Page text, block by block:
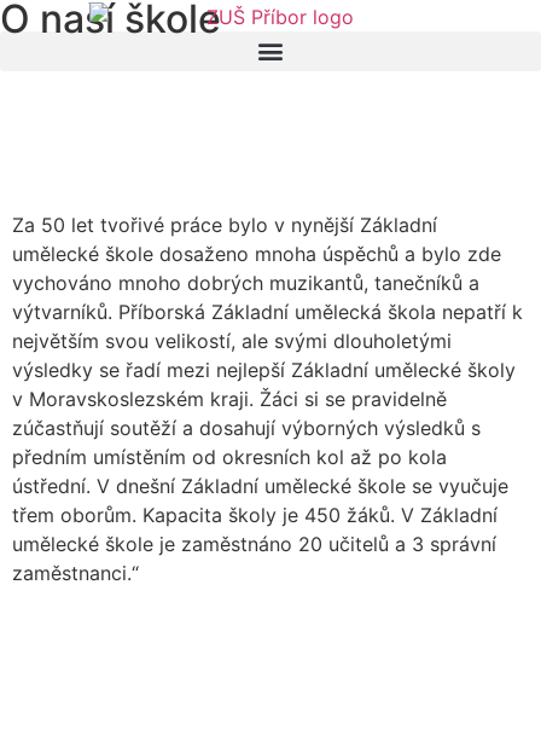
O naší škole
Za 50 let tvořivé práce bylo v nynější Základní
umělecké škole dosaženo mnoha úspěchů a bylo zde
vychováno mnoho dobrých muzikantů, tanečníků a
výtvarníků. Příborská Základní umělecká škola nepatří k
největším svou velikostí, ale svými dlouholetými
výsledky se řadí mezi nejlepší Základní umělecké školy
v Moravskoslezském kraji. Žáci si se pravidelně
zúčastňují soutěží a dosahují výborných výsledků s
předním umístěním od okresních kol až po kola
ústřední. V dnešní Základní umělecké škole se vyučuje
třem oborům. Kapacita školy je 450 žáků. V Základní
umělecké škole je zaměstnáno 20 učitelů a 3 správní
zaměstnanci.“